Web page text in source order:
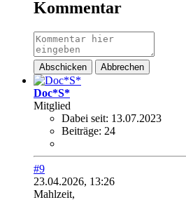
Kommentar
Abschicken Abbrechen
Doc*S*
Mitglied
Dabei seit: 13.07.2023
Beiträge: 24
#9
23.04.2026, 13:26
Mahlzeit,